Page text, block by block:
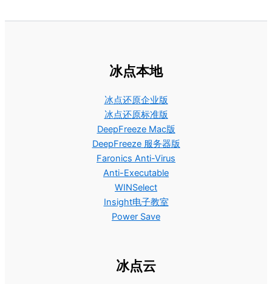
冰点本地
冰点还原企业版
冰点还原标准版
DeepFreeze Mac版
DeepFreeze 服务器版
Faronics Anti-Virus
Anti-Executable
WINSelect
Insight电子教室
Power Save
冰点云